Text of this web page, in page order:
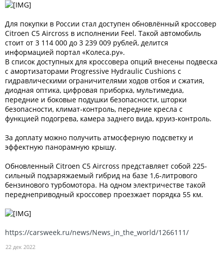
Для покупки в России стал доступен обновлённый кроссовер
Citroen C5 Aircross в исполнении Feel. Такой автомобиль
стоит от 3 114 000 до 3 239 009 рублей, делится
информацией портал «Колеса.ру».
В список доступных для кроссовера опций внесены подвеска
с амортизаторами Progressive Hydraulic Cushions с
гидравлическими ограничителями ходов отбоя и сжатия,
диодная оптика, цифровая приборка, мультимедиа,
передние и боковые подушки безопасности, шторки
безопасности, климат-контроль, передние кресла с
функцией подогрева, камера заднего вида, круиз-контроль.
За доплату можно получить атмосферную подсветку и
эффектную панорамную крышу.
Обновленный Citroen C5 Aircross представляет собой 225-
сильный подзаряжаемый гибрид на базе 1,6-литрового
бензинового турбомотора. На одном электричестве такой
переднеприводный кроссовер проезжает порядка 55 км.
https://carsweek.ru/news/News_in_the_world/1266111/
22 дек 2022